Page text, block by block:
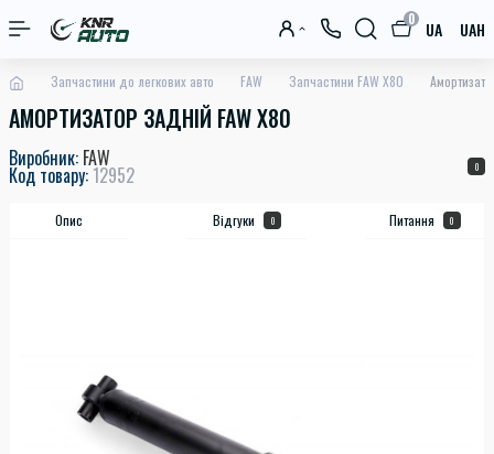
0 UA UAH
Запчастини до легкових авто FAW Запчастини FAW X80
АМОРТИЗАТОР ЗАДНІЙ FAW X80
Виробник: FAW
Код товару: 12952 0
Опис Відгуки 0 Питання 0